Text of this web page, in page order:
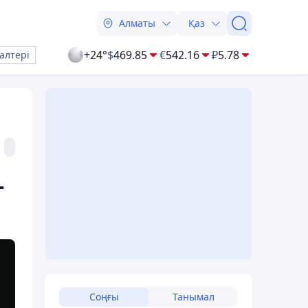
Алматы Қаз
+24°$469.85 €542.16 ₽5.78
Соңғы Танымал